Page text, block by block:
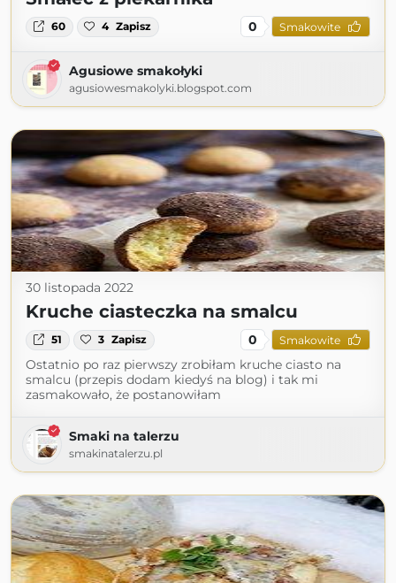
60 4 Zapisz 0 Smakowite
Agusiowe smakołyki
agusiowesmakolyki.blogspot.com
30 listopada 2022
Kruche ciasteczka na smalcu
51 3 Zapisz 0 Smakowite
Ostatnio po raz pierwszy zrobiłam kruche ciasto na
smalcu (przepis dodam kiedyś na blog) i tak mi
zasmakowało, że postanowiłam
Smaki na talerzu
smakinatalerzu.pl